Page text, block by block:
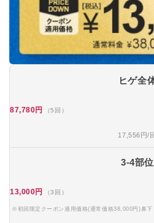
ヒゲ全
87,780円 （5回）
17,556円/
3-4部位
13,000円 （3回）
※初回限定クーポン適用価格(通常価格38,000円)鼻下